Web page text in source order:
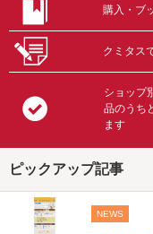
購入・ブ
クミタス
ショップ
品のうち
ます
ピックアップ記事
NEWS